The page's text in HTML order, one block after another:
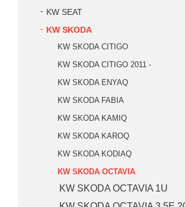
KW SEAT
KW SKODA
KW SKODA CITIGO
KW SKODA CITIGO 2011 -
KW SKODA ENYAQ
KW SKODA FABIA
KW SKODA KAMIQ
KW SKODA KAROQ
KW SKODA KODIAQ
KW SKODA OCTAVIA
KW SKODA OCTAVIA 1U